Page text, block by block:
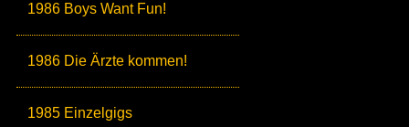
1986 Boys Want Fun!
1986 Die Ärzte kommen!
1985 Einzelgigs